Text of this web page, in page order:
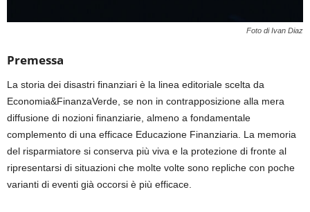
Foto di Ivan Diaz
Premessa
La storia dei disastri finanziari è la linea editoriale scelta da
Economia&FinanzaVerde, se non in contrapposizione alla mera
diffusione di nozioni finanziarie, almeno a fondamentale
complemento di una efficace Educazione Finanziaria. La memoria
del risparmiatore si conserva più viva e la protezione di fronte al
ripresentarsi di situazioni che molte volte sono repliche con poche
varianti di eventi già occorsi è più efficace.